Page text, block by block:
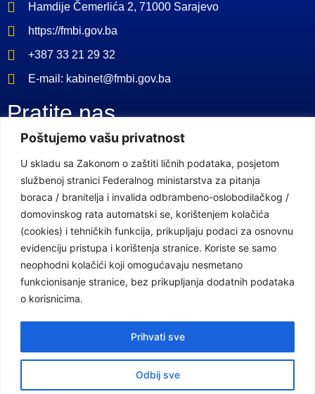
Poštujemo vašu privatnost
U skladu sa Zakonom o zaštiti ličnih podataka, posjetom
službenoj stranici Federalnog ministarstva za pitanja
boraca / branitelja i invalida odbrambeno-oslobodilačkog /
domovinskog rata automatski se, korištenjem kolačića
(cookies) i tehničkih funkcija, prikupljaju podaci za osnovnu
evidenciju pristupa i korištenja stranice. Koriste se samo
neophodni kolačići koji omogućavaju nesmetano
funkcionisanje stranice, bez prikupljanja dodatnih podataka
o korisnicima.
Odbij sve
Prihvati sve
Hamdije Čemerlića 2, 71000 Sarajevo
https://fmbi.gov.ba
+387 33 21 29 32
E-mail: kabinet@fmbi.gov.ba
Pratite nas
Facebook Stranica
Youtube Kanal
Linkovi
Vlada Federacije Bosne i Hercegovine
Federalno ministarstvo finansija
Federalno ministarstvo rada i socijalne politike
Federalno ministarstvo za pitanja boraca /branitelja i invalida
odbrambeno-oslobodilačkog / domovinskog rata